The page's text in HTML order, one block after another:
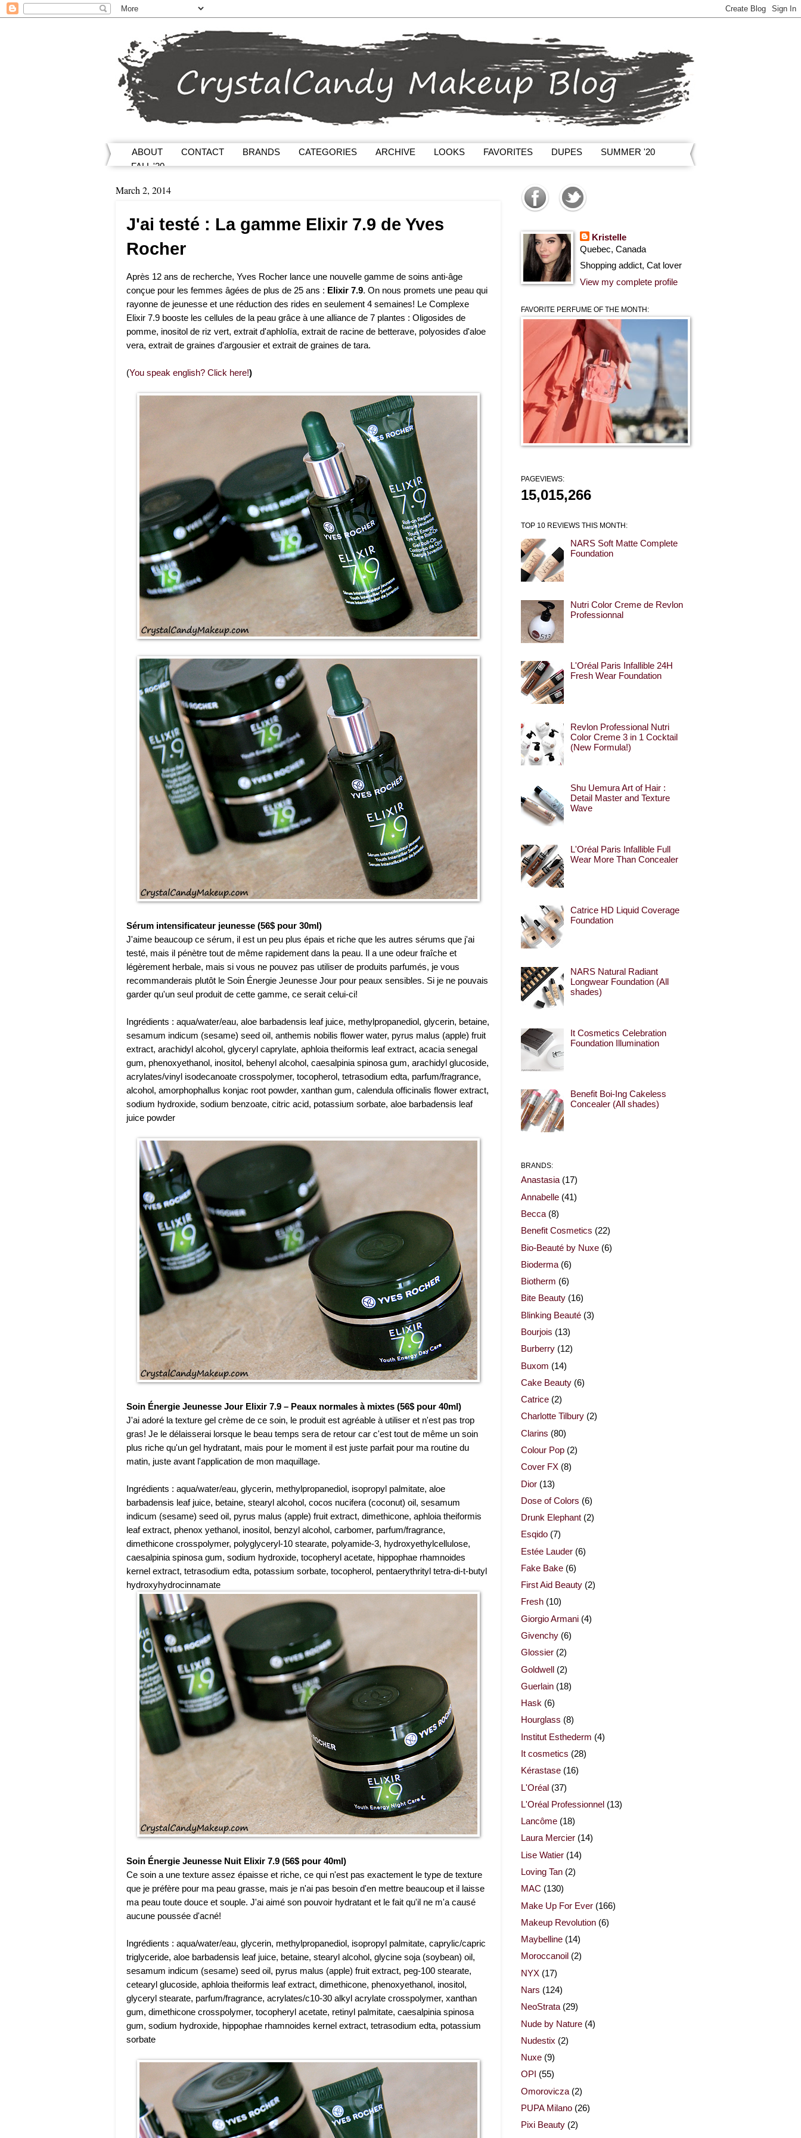
ABOUT CONTACT BRANDS CATEGORIES ARCHIVE LOOKS FAVORITES DUPES
SUMMER '20
FALL '20
March 2, 2014
J'ai testé : La gamme Elixir 7.9 de Yves
Rocher
Après 12 ans de recherche, Yves Rocher lance une nouvelle gamme de soins anti-âge
conçue pour les femmes âgées de plus de 25 ans : Elixir 7.9. On nous promets une peau qui
rayonne de jeunesse et une réduction des rides en seulement 4 semaines! Le Complexe
Elixir 7.9 booste les cellules de la peau grâce à une alliance de 7 plantes : Oligosides de
pomme, inositol de riz vert, extrait d'aphloIïa, extrait de racine de betterave, polyosides d'aloe
vera, extrait de graines d'argousier et extrait de graines de tara.
(You speak english? Click here!)
Sérum intensificateur jeunesse (56$ pour 30ml)
J'aime beaucoup ce sérum, il est un peu plus épais et riche que les autres sérums que j'ai
testé, mais il pénètre tout de même rapidement dans la peau. Il a une odeur fraîche et
légèrement herbale, mais si vous ne pouvez pas utiliser de produits parfumés, je vous
recommanderais plutôt le Soin Énergie Jeunesse Jour pour peaux sensibles. Si je ne pouvais
garder qu'un seul produit de cette gamme, ce serait celui-ci!
Ingrédients : aqua/water/eau, aloe barbadensis leaf juice, methylpropanediol, glycerin, betaine,
sesamum indicum (sesame) seed oil, anthemis nobilis flower water, pyrus malus (apple) fruit
extract, arachidyl alcohol, glyceryl caprylate, aphloia theiformis leaf extract, acacia senegal
gum, phenoxyethanol, inositol, behenyl alcohol, caesalpinia spinosa gum, arachidyl glucoside,
acrylates/vinyl isodecanoate crosspolymer, tocopherol, tetrasodium edta, parfum/fragrance,
alcohol, amorphophallus konjac root powder, xanthan gum, calendula officinalis flower extract,
sodium hydroxide, sodium benzoate, citric acid, potassium sorbate, aloe barbadensis leaf
juice powder
Soin Énergie Jeunesse Jour Elixir 7.9 – Peaux normales à mixtes (56$ pour 40ml)
J'ai adoré la texture gel crème de ce soin, le produit est agréable à utiliser et n'est pas trop
gras! Je le délaisserai lorsque le beau temps sera de retour car c'est tout de même un soin
plus riche qu'un gel hydratant, mais pour le moment il est juste parfait pour ma routine du
matin, juste avant l'application de mon maquillage.
Ingrédients : aqua/water/eau, glycerin, methylpropanediol, isopropyl palmitate, aloe
barbadensis leaf juice, betaine, stearyl alcohol, cocos nucifera (coconut) oil, sesamum
indicum (sesame) seed oil, pyrus malus (apple) fruit extract, dimethicone, aphloia theiformis
leaf extract, phenox yethanol, inositol, benzyl alcohol, carbomer, parfum/fragrance,
dimethicone crosspolymer, polyglyceryl-10 stearate, polyamide-3, hydroxyethylcellulose,
caesalpinia spinosa gum, sodium hydroxide, tocopheryl acetate, hippophae rhamnoides
kernel extract, tetrasodium edta, potassium sorbate, tocopherol, pentaerythrityl tetra-di-t-butyl
hydroxyhydrocinnamate
Soin Énergie Jeunesse Nuit Elixir 7.9 (56$ pour 40ml)
Ce soin a une texture assez épaisse et riche, ce qui n'est pas exactement le type de texture
que je préfère pour ma peau grasse, mais je n'ai pas besoin d'en mettre beaucoup et il laisse
ma peau toute douce et souple. J'ai aimé son pouvoir hydratant et le fait qu'il ne m'a causé
aucune poussée d'acné!
Ingrédients : aqua/water/eau, glycerin, methylpropanediol, isopropyl palmitate, caprylic/capric
triglyceride, aloe barbadensis leaf juice, betaine, stearyl alcohol, glycine soja (soybean) oil,
sesamum indicum (sesame) seed oil, pyrus malus (apple) fruit extract, peg-100 stearate,
cetearyl glucoside, aphloia theiformis leaf extract, dimethicone, phenoxyethanol, inositol,
glyceryl stearate, parfum/fragrance, acrylates/c10-30 alkyl acrylate crosspolymer, xanthan
gum, dimethicone crosspolymer, tocopheryl acetate, retinyl palmitate, caesalpinia spinosa
gum, sodium hydroxide, hippophae rhamnoides kernel extract, tetrasodium edta, potassium
sorbate
Kristelle
Quebec, Canada
Shopping addict, Cat lover
View my complete profile
FAVORITE PERFUME OF THE MONTH:
PAGEVIEWS:
15,015,266
TOP 10 REVIEWS THIS MONTH:
NARS Soft Matte Complete
Foundation
Nutri Color Creme de Revlon
Professionnal
L'Oréal Paris Infallible 24H
Fresh Wear Foundation
Revlon Professional Nutri
Color Creme 3 in 1 Cocktail
(New Formula!)
Shu Uemura Art of Hair :
Detail Master and Texture
Wave
L'Oréal Paris Infallible Full
Wear More Than Concealer
Catrice HD Liquid Coverage
Foundation
NARS Natural Radiant
Longwear Foundation (All
shades)
It Cosmetics Celebration
Foundation Illumination
Benefit Boi-Ing Cakeless
Concealer (All shades)
BRANDS:
Anastasia (17)
Annabelle (41)
Becca (8)
Benefit Cosmetics (22)
Bio-Beauté by Nuxe (6)
Bioderma (6)
Biotherm (6)
Bite Beauty (16)
Blinking Beauté (3)
Bourjois (13)
Burberry (12)
Buxom (14)
Cake Beauty (6)
Catrice (2)
Charlotte Tilbury (2)
Clarins (80)
Colour Pop (2)
Cover FX (8)
Dior (13)
Dose of Colors (6)
Drunk Elephant (2)
Esqido (7)
Estée Lauder (6)
Fake Bake (6)
First Aid Beauty (2)
Fresh (10)
Giorgio Armani (4)
Givenchy (6)
Glossier (2)
Goldwell (2)
Guerlain (18)
Hask (6)
Hourglass (8)
Institut Esthederm (4)
It cosmetics (28)
Kérastase (16)
L'Oréal (37)
L'Oréal Professionnel (13)
Lancôme (18)
Laura Mercier (14)
Lise Watier (14)
Loving Tan (2)
MAC (130)
Make Up For Ever (166)
Makeup Revolution (6)
Maybelline (14)
Moroccanoil (2)
NYX (17)
Nars (124)
NeoStrata (29)
Nude by Nature (4)
Nudestix (2)
Nuxe (9)
OPI (55)
Omorovicza (2)
PUPA Milano (26)
Pixi Beauty (2)